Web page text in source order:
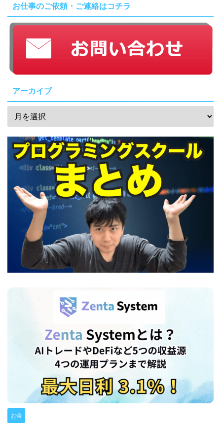
お仕事のご依頼・ご連絡はコチラ
アーカイブ
お金